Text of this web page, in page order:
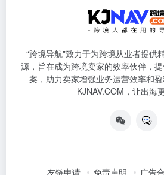
“跨境导航"致力于为跨境从业者提供
源，旨在成为跨境卖家的效率伙伴，
案，助力卖家增强业务运营效率和
KJNAV.COM，让出海
友链申请 免责声明 广告